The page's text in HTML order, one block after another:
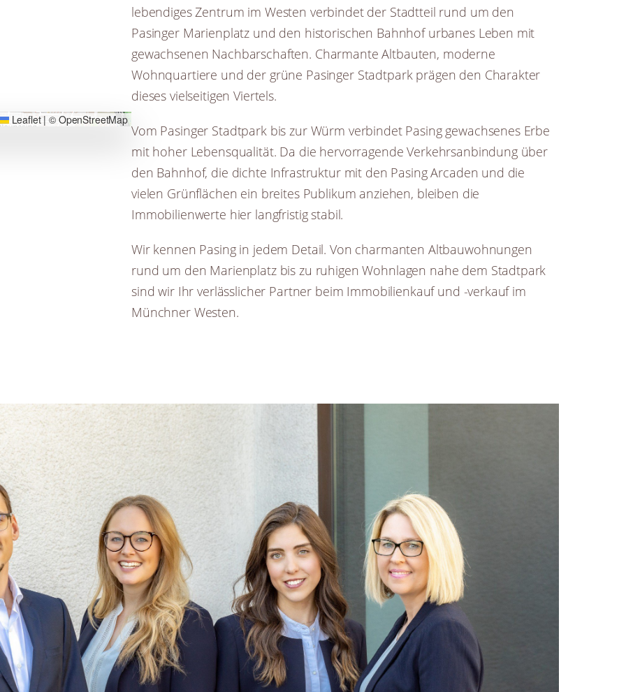
Leaflet | © OpenStreetMap
lebendiges Zentrum im Westen verbindet der Stadtteil rund um den
Pasinger Marienplatz und den historischen Bahnhof urbanes Leben mit
gewachsenen Nachbarschaften. Charmante Altbauten, moderne
Wohnquartiere und der grüne Pasinger Stadtpark prägen den Charakter
dieses vielseitigen Viertels.
Vom Pasinger Stadtpark bis zur Würm verbindet Pasing gewachsenes Erbe
mit hoher Lebensqualität. Da die hervorragende Verkehrsanbindung über
den Bahnhof, die dichte Infrastruktur mit den Pasing Arcaden und die
vielen Grünflächen ein breites Publikum anziehen, bleiben die
Immobilienwerte hier langfristig stabil.
Wir kennen Pasing in jedem Detail. Von charmanten Altbauwohnungen
rund um den Marienplatz bis zu ruhigen Wohnlagen nahe dem Stadtpark
sind wir Ihr verlässlicher Partner beim Immobilienkauf und -verkauf im
Münchner Westen.